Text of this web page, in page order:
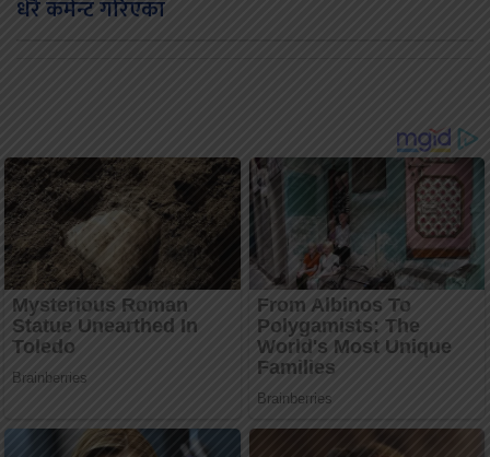
धेरै कमेन्ट गरिएका